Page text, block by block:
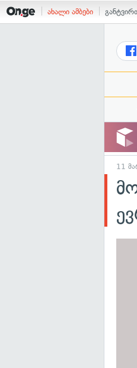
ახალი ამბები
11